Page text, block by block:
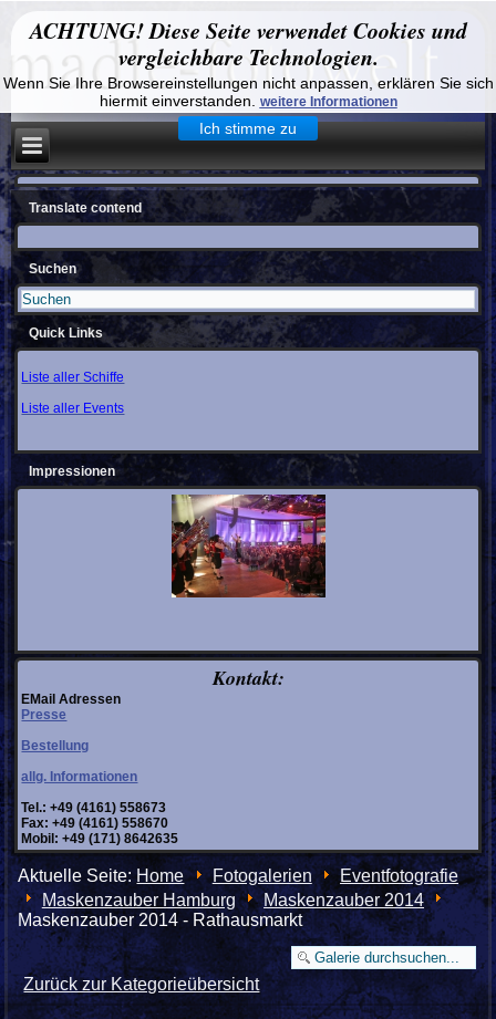
ACHTUNG! Diese Seite verwendet Cookies und
vergleichbare Technologien.
Wenn Sie Ihre Browsereinstellungen nicht anpassen, erklären Sie sich
hiermit einverstanden.
weitere Informationen
Ich stimme zu
Translate contend
Suchen
Quick Links
Liste aller Schiffe
Liste aller Events
Impressionen
Kontakt:
EMail Adressen
Presse
Bestellung
allg. Informationen
Tel.: +49 (4161) 558673
Fax: +49 (4161) 558670
Mobil: +49 (171) 8642635
Aktuelle Seite:Home Fotogalerien
Eventfotografie
Maskenzauber Hamburg
Maskenzauber 2014
Maskenzauber 2014 - Rathausmarkt
Zurück zur Kategorieübersicht